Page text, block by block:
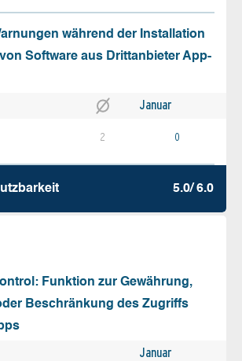
während der Installation
Software aus Drittanbieter App-
Januar
2 0
5.0/ 6.0
Funktion zur Gewährung,
Beschränkung des Zugriffs
Januar